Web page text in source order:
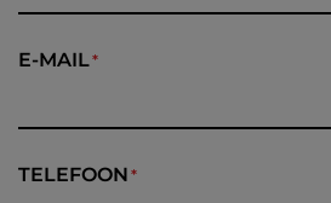
E-MAIL
TELEFOON